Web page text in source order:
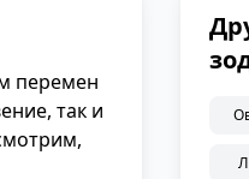
перемен
так и